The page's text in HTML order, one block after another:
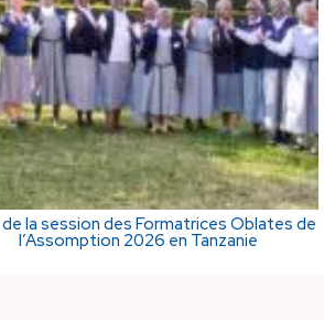
la session des Formatrices Oblates de
l’Assomption 2026 en Tanzanie